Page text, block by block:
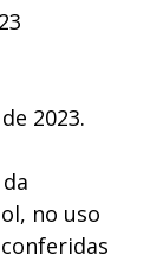
2023.
no uso